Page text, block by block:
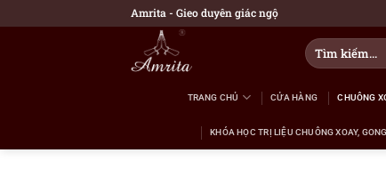
qua
Amrita - Gieo duyên giác ngộ
Tìm
kiếm:
TRANG CHỦ CỬA HÀNG CHUÔNG
KHÓA HỌC TRỊ LIỆU CHUÔNG XOAY,